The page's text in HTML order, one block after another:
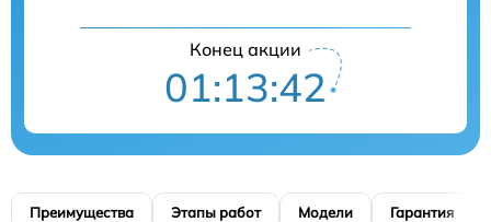
Конец акции
01:13:41
Преимущества Этапы работ Модели Гарантия